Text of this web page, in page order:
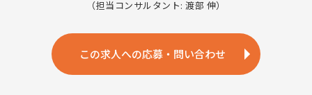
（担当コンサルタント: 渡部 伸）
この求人への応募・問い合わせ